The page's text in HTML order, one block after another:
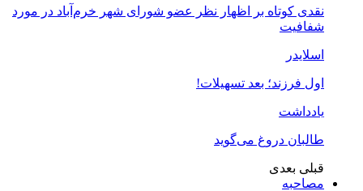
نقدی کوتاه بر اظهار نظر عضو شورای شهر خرم‌آباد در مورد
شفافیت
اسلایدر
اول فرزند؛ بعد تسهیلات!
یادداشت
طالبان دروغ می‌گوید
قبلی بعدی
مصاحبه